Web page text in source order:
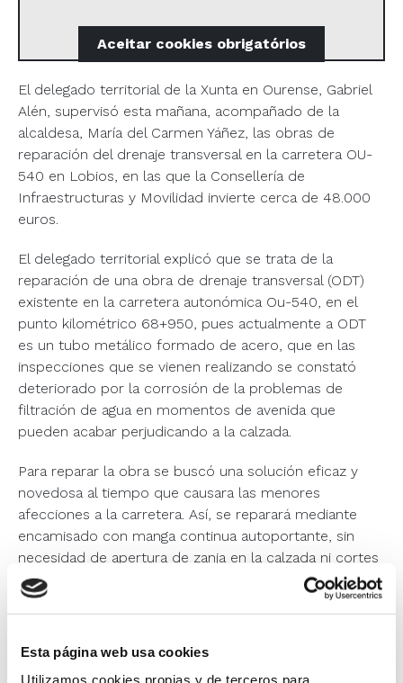
Esta página web usa cookies
Utilizamos cookies propias y de terceros para
Aceitar cookies obrigatórios
El delegado territorial de la Xunta en Ourense, Gabriel
Alén, supervisó esta mañana, acompañado de la
alcaldesa, María del Carmen Yáñez, las obras de
reparación del drenaje transversal en la carretera OU-
540 en Lobios, en las que la Consellería de
Infraestructuras y Movilidad invierte cerca de 48.000
euros.
El delegado territorial explicó que se trata de la
reparación de una obra de drenaje transversal (ODT)
existente en la carretera autonómica Ou-540, en el
punto kilométrico 68+950, pues actualmente a ODT
es un tubo metálico formado de acero, que en las
inspecciones que se vienen realizando se constató
deteriorado por la corrosión de la problemas de
filtración de agua en momentos de avenida que
pueden acabar perjudicando a la calzada.
Para reparar la obra se buscó una solución eficaz y
novedosa al tiempo que causara las menores
afecciones a la carretera. Así, se reparará mediante
encamisado con manga continua autoportante, sin
necesidad de apertura de zanja en la calzada ni cortes
de tráfico. Con este método se crea una tubería nueva
en el interior de la existente, sin juntas, mediante la
fibra vidrio con protección exterior de poliéster
reforzado.